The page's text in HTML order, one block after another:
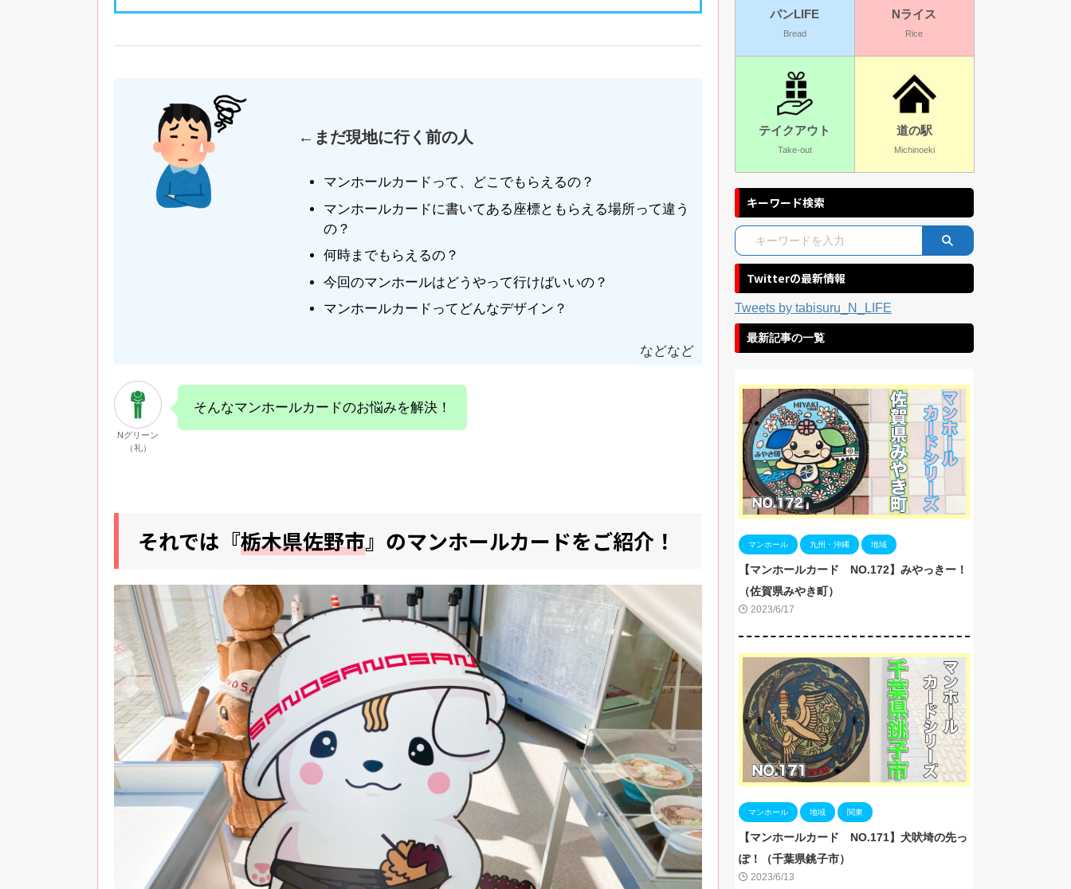
←まだ現地に行く前の人
マンホールカードって、どこでもらえるの？
マンホールカードに書いてある座標ともらえる場所って違う
の？
何時までもらえるの？
今回のマンホールはどうやって行けばいいの？
マンホールカードってどんなデザイン？
などなど
Nグリーン
（礼）
そんなマンホールカードのお悩みを解決！
それでは『栃木県佐野市』のマンホールカードをご紹介！
パンLIFE
Bread
Nライス
Rice
テイクアウト
Take-out
道の駅
Michinoeki
キーワード検索
Twitterの最新情報
Tweets by tabisuru_N_LIFE
最新記事の一覧
マンホール 九州・沖縄 地域
【マンホールカード NO.172】みやっきー！
（佐賀県みやき町）
2023/6/17
マンホール 地域 関東
【マンホールカード NO.171】犬吠埼の先っ
ぽ！（千葉県銚子市）
2023/6/13